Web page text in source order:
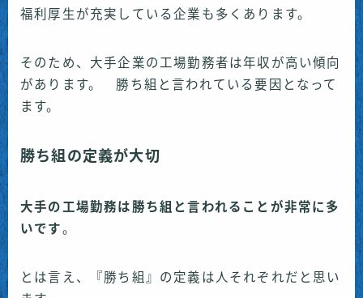
福利厚生が充実している企業も多くあります。
そのため、大手企業の工場勤務者は年収が高い傾向
があります。 勝ち組と言われている要因となって
ます。
勝ち組の定義が大切
大手の工場勤務は勝ち組と言われることが非常に多
いです。
とは言え、『勝ち組』の定義は人それぞれだと思い